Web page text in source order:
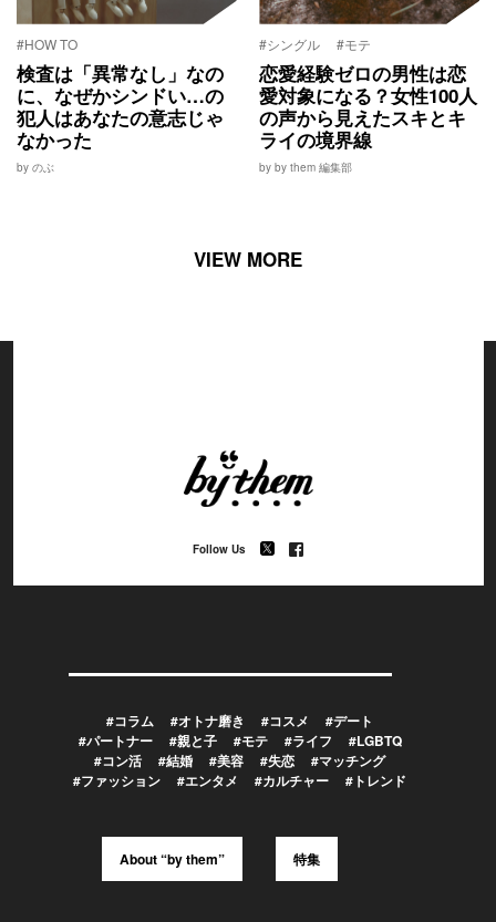
#HOW TO
検査は「異常なし」なの
に、なぜかシンドい…の
犯人はあなたの意志じゃ
なかった
by のぶ
#シングル #モテ
恋愛経験ゼロの男性は恋
愛対象になる？女性100人
の声から見えたスキとキ
ライの境界線
by by them 編集部
VIEW MORE
Follow Us
#コラム #オトナ磨き #コスメ
#デート
#パートナー
#親と子 #モテ #ライフ
#LGBTQ
#コン活
#結婚 #美容 #失恋
#マッチング
#ファッション
#エンタメ #カルチャー #トレンド
About “by them” 特集